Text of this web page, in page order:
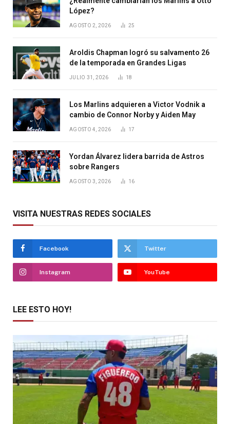
López?
AGOSTO 2, 2026 25
Aroldis Chapman logró su salvamento 26
de la temporada en Grandes Ligas
JULIO 31, 2026 18
Los Marlins adquieren a Victor Vodnik a
cambio de Connor Norby y Aiden May
AGOSTO 4, 2026 17
Yordan Álvarez lidera barrida de Astros
sobre Rangers
AGOSTO 3, 2026 16
VISITA NUESTRAS REDES SOCIALES
Facebook Twitter
Instagram YouTube
LEE ESTO HOY!